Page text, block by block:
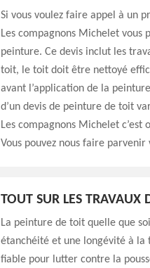
Si vous voulez faire appel à un
Les compagnons Michelet vous
peinture. Ce devis inclut les
toit, le toit doit être nettoyé
avant l’application de la
d’un devis de peinture de toit
Les compagnons Michelet
Vous pouvez nous faire
TOUT SUR LES TRAVAUX
La peinture de toit quelle que
étanchéité et une longévité à la
fiable pour lutter contre la